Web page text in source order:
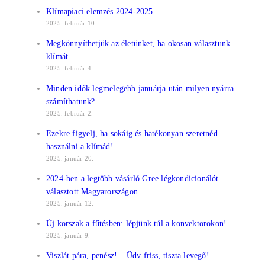
Klímapiaci elemzés 2024-2025
2025. február 10.
Megkönnyíthetjük az életünket, ha okosan választunk
klímát
2025. február 4.
Minden idők legmelegebb januárja után milyen nyárra
számíthatunk?
2025. február 2.
Ezekre figyelj, ha sokáig és hatékonyan szeretnéd
használni a klímád!
2025. január 20.
2024-ben a legtöbb vásárló Gree légkondicionálót
választott Magyarországon
2025. január 12.
Új korszak a fűtésben: lépjünk túl a konvektorokon!
2025. január 9.
Viszlát pára, penész! – Üdv friss, tiszta levegő!